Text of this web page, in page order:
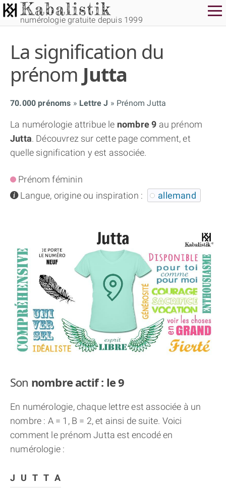
numérologie gratuite depuis 1999
La signification du
prénom Jutta
70.000 prénoms Lettre J Prénom Jutta
La numérologie attribue le nombre 9 au prénom
Jutta. Découvrez sur cette page comment, et
quelle signification y est associée.
Prénom féminin
infoLangue, origine ou inspiration : allemand
Son nombre actif : le 9
En numérologie, chaque lettre est associée à un
nombre : A = 1, B = 2, et ainsi de suite. Voici
comment le prénom Jutta est encodé en
numérologie :
J U T T A
THÈME GRATUIT
THÈME NUMÉROLOGIQUE APPROFONDI
THÈME TEMPOREL
NUMÉROSCOPE
THÈME « DOUBLE JE »
APPRENDRE LA NUMÉROLOGIE
EXPLORER LA NUMÉROLOGIE
70.000 PRÉNOMS